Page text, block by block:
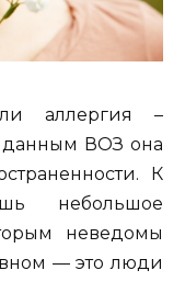
аллергия –
данным ВОЗ она
К
небольшое
неведомы
— это люди